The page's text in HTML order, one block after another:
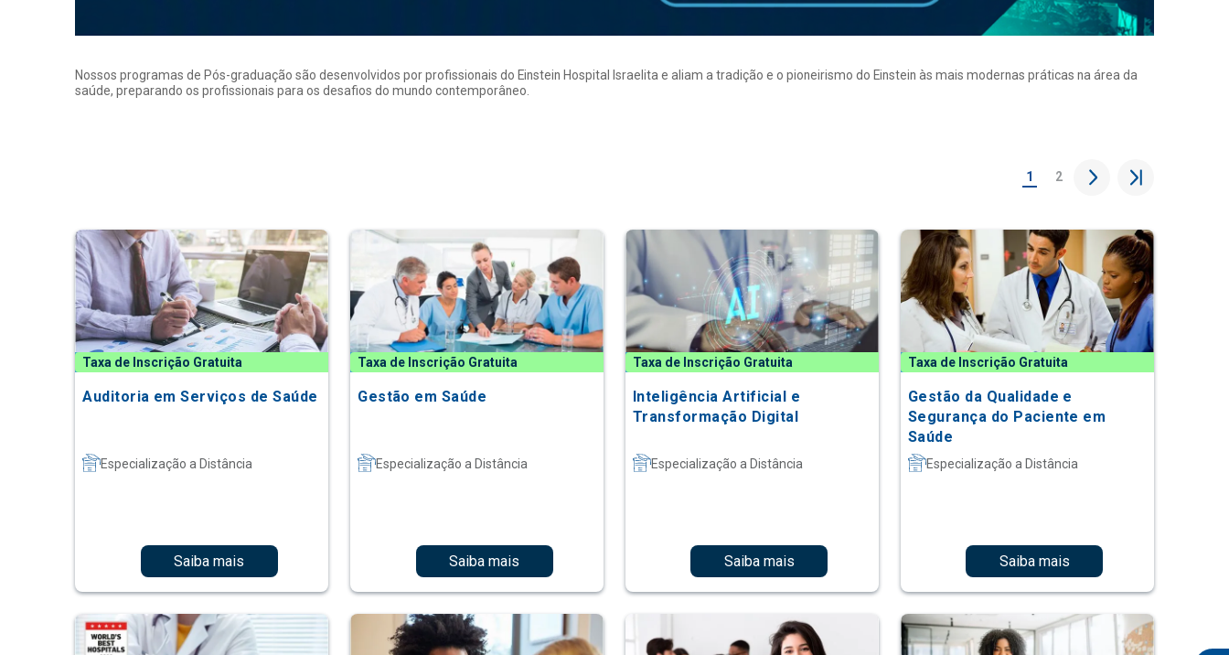
Nossos programas de Pós-graduação são desenvolvidos por profissionais do Einstein Hospital Israelita e aliam a tradição e o pioneirismo do Einstein às mais modernas práticas na área da
saúde, preparando os profissionais para os desafios do mundo contemporâneo.
1 2
Taxa de Inscrição Gratuita
Auditoria em Serviços de Saúde
Especialização a Distância
Saiba mais
Taxa de Inscrição Gratuita
Gestão em Saúde
Especialização a Distância
Saiba mais
Taxa de Inscrição Gratuita
Inteligência Artificial e
Transformação Digital
Especialização a Distância
Saiba mais
Taxa de Inscrição Gratuita
Gestão da Qualidade e
Segurança do Paciente em
Saúde
Especialização a Distância
Saiba mais